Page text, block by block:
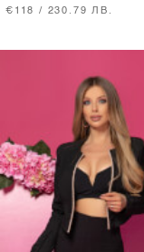
€118 / 230.79 ЛВ.